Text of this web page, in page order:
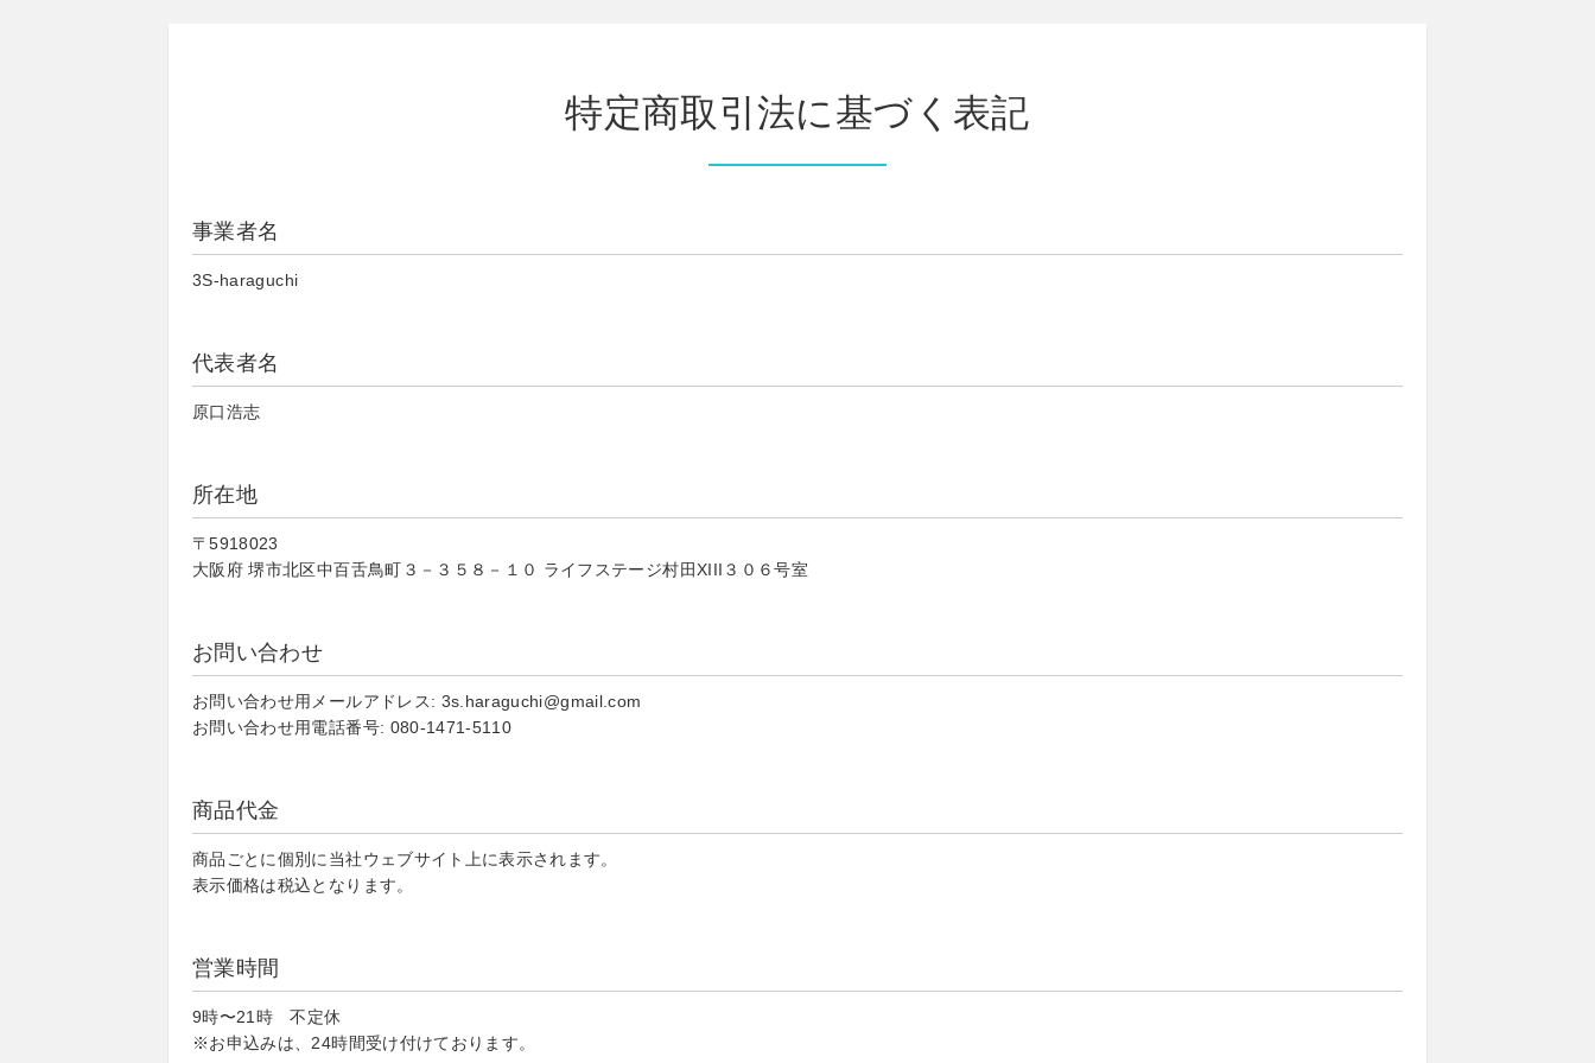
特定商取引法に基づく表記
事業者名
3S-haraguchi
代表者名
原口浩志
所在地
〒5918023
大阪府 堺市北区中百舌鳥町３－３５８－１０ ライフステージ村田XIII３０６号室
お問い合わせ
お問い合わせ用メールアドレス: 3s.haraguchi@gmail.com
お問い合わせ用電話番号: 080-1471-5110
商品代金
商品ごとに個別に当社ウェブサイト上に表示されます。
表示価格は税込となります。
営業時間
9時〜21時 不定休
※お申込みは、24時間受け付けております。